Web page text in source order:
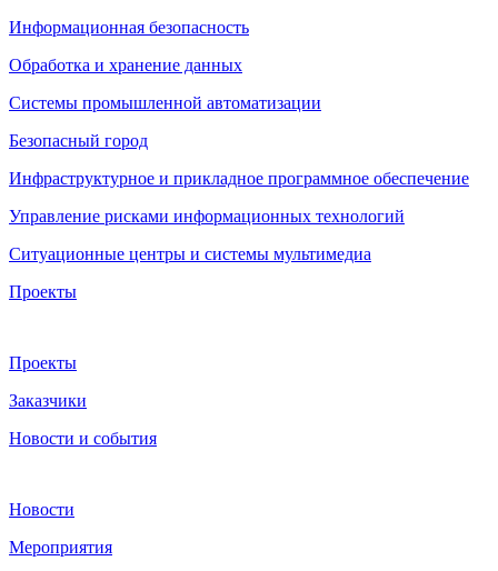
Информационная безопасность
Обработка и хранение данных
Системы промышленной автоматизации
Безопасный город
Инфраструктурное и прикладное программное обеспечение
Управление рисками информационных технологий
Ситуационные центры и системы мультимедиа
Проекты
Проекты
Заказчики
Новости и события
Новости
Мероприятия